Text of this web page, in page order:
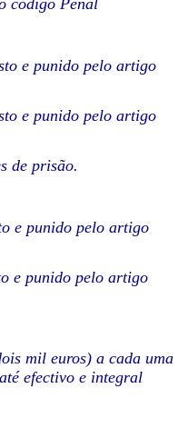
código Penal
e punido pelo artigo
e punido pelo artigo
de prisão.
e punido pelo artigo
e punido pelo artigo
mil euros) a cada uma
efectivo e integral